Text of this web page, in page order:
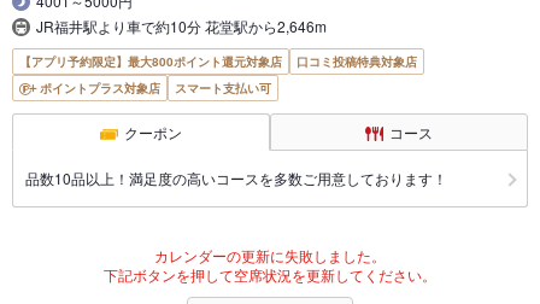
JR福井駅より車で約10分 花堂駅から2,646m
【アプリ予約限定】最大800ポイント還元対象店
口コミ投稿特典対象店
ポイントプラス対象店
スマート支払い可
クーポン コース
品数10品以上！満足度の高いコースを多数ご用意しております！
カレンダーの更新に失敗しました。
下記ボタンを押して空席状況を更新してください。